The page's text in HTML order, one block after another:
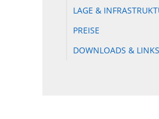
LAGE &
PREISE
DOWNLOADS & LINKS